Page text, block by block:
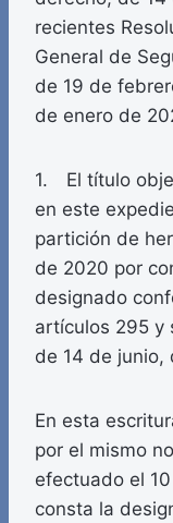
recientes
General de
de 19 de
de enero de
1. El título
en este
partición de
de 2020 por
designado
artículos 295 y
de 14 de junio,
En esta
por el mismo
efectuado el
consta la